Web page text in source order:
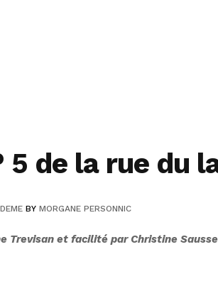
5 de la rue du
BY MORGANE PERSONNIC
Trevisan et facilité par Christine